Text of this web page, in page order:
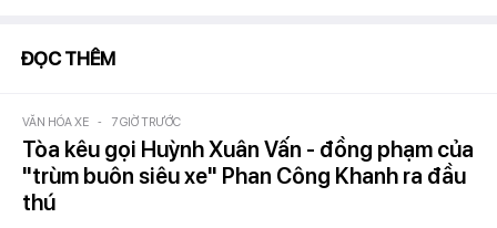
ĐỌC THÊM
VĂN HÓA XE - 7 GIỜ TRƯỚC
Tòa kêu gọi Huỳnh Xuân Vấn - đồng phạm của
"trùm buôn siêu xe" Phan Công Khanh ra đầu
thú